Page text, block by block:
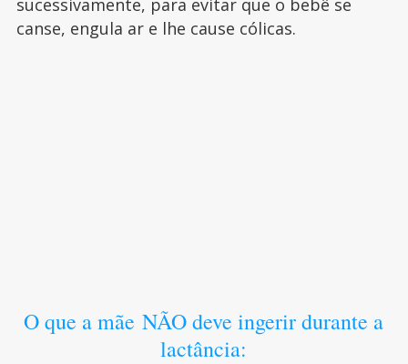
canse, engula ar e lhe cause cólicas.
O que a mãe NÃO deve ingerir durante a
lactância: